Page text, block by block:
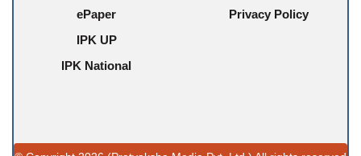
ePaper
IPK UP
IPK National
Privacy Policy